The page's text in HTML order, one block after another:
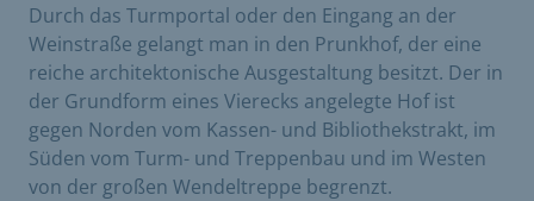
Durch das Turmportal oder den Eingang an der
Weinstraße gelangt man in den Prunkhof, der eine
reiche architektonische Ausgestaltung besitzt. Der in
der Grundform eines Vierecks angelegte Hof ist
gegen Norden vom Kassen- und Bibliothekstrakt, im
Süden vom Turm- und Treppenbau und im Westen
von der großen Wendeltreppe begrenzt.